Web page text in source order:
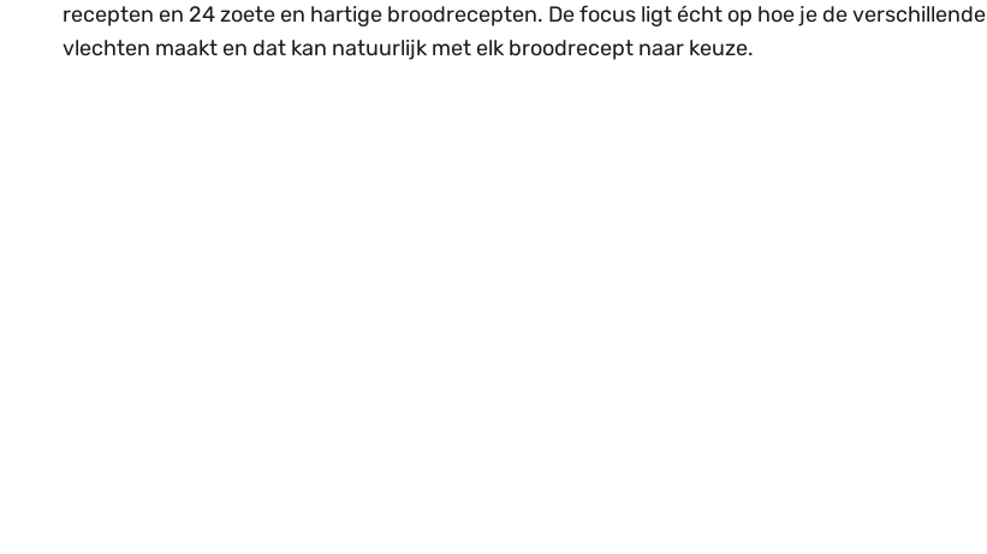
recepten en 24 zoete en hartige broodrecepten. De focus ligt écht op hoe je de verschillende
vlechten maakt en dat kan natuurlijk met elk broodrecept naar keuze.